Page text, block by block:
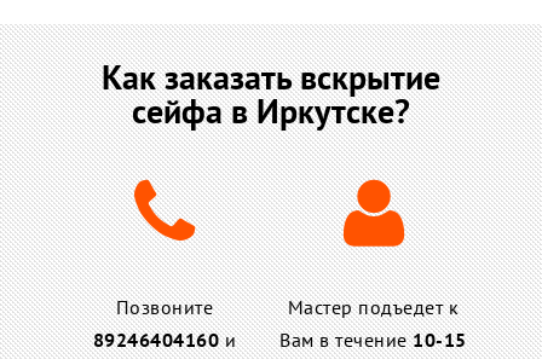
Как заказать вскрытие
сейфа в Иркутске?
Позвоните
89246404160 и
Мастер подъедет к
Вам в течение10-15